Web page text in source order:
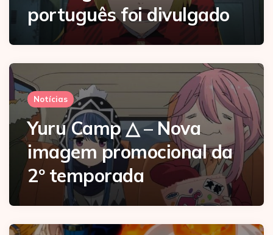
português foi divulgado
Notícias
Yuru Camp △ – Nova
imagem promocional da
2º temporada